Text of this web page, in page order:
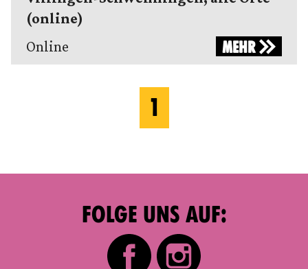
(online)
MEHR
Online
1
FOLGE UNS AUF: